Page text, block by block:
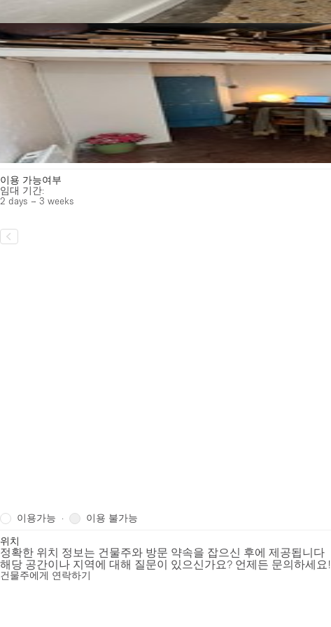
이용 가능여부
임대 기간:
2 days – 3 weeks
이용가능 · 이용 불가능
위치
정확한 위치 정보는 건물주와 방문 약속을 잡으신 후에 제공됩니다
해당 공간이나 지역에 대해 질문이 있으신가요? 언제든 문의하세요!
건물주에게 연락하기